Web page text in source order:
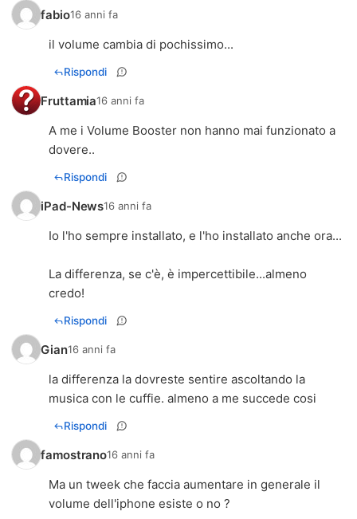
fabio16 anni fa
il volume cambia di pochissimo...
Rispondi
Fruttamia16 anni fa
A me i Volume Booster non hanno mai funzionato a
dovere..
Rispondi
iPad-News16 anni fa
Io l'ho sempre installato, e l'ho installato anche ora...
La differenza, se c'è, è impercettibile...almeno
credo!
Rispondi
Gian16 anni fa
la differenza la dovreste sentire ascoltando la
musica con le cuffie. almeno a me succede cosi
Rispondi
famostrano16 anni fa
Ma un tweek che faccia aumentare in generale il
volume dell'iphone esiste o no ?